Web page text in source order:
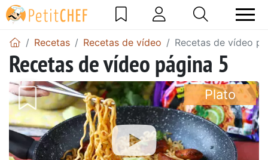
Recetas Recetas de vídeo Recetas de vídeo
Recetas de vídeo página 5
Plato